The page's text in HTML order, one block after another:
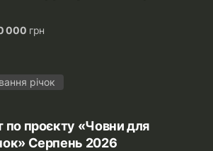
000 грн
річок
по проєкту «Човни для
Серпень 2026